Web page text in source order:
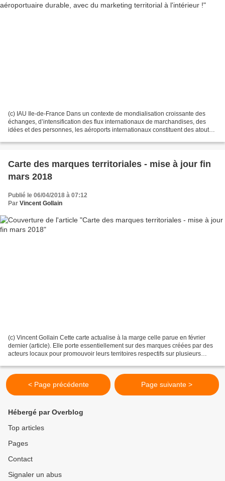
(c) IAU Ile-de-France Dans un contexte de mondialisation croissante des
échanges, d’intensification des flux internationaux de marchandises, des
idées et des personnes, les aéroports internationaux constituent des atouts
Carte des marques territoriales - mise à jour fin
mars 2018
Publié le 06/04/2018 à 07:12
Par Vincent Gollain
(c) Vincent Gollain Cette carte actualise à la marge celle parue en février
dernier (article). Elle porte essentiellement sur des marques créées par des
acteurs locaux pour promouvoir leurs territoires respectifs sur plusieurs
< Page précédente Page suivante >
Hébergé par Overblog
Top articles
Pages
Contact
Signaler un abus